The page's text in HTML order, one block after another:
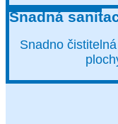
Snadná
Snadno